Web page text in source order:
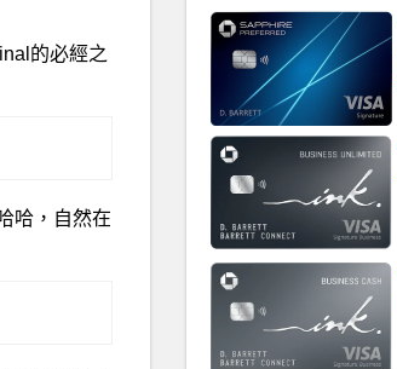
的必經之
哈，自然在